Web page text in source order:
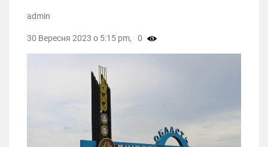
admin
30 Вересня 2023 о 5:15 pm, 0